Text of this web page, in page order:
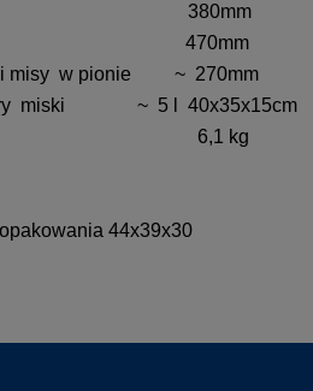
380mm
470mm
misy w pionie ~ 270mm
miski ~ 5 l 40x35x15cm
6,1 kg
44x39x30